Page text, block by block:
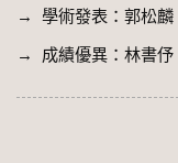
→ 學術發表：郭松麟
→ 成績優異：林書伃